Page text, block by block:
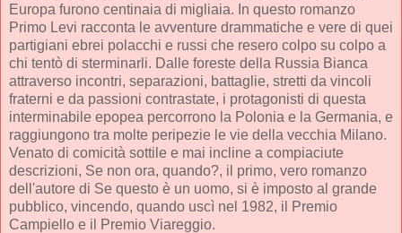
Europa furono centinaia di migliaia. In questo romanzo
Primo Levi racconta le avventure drammatiche e vere di quei
partigiani ebrei polacchi e russi che resero colpo su colpo a
chi tentò di sterminarli. Dalle foreste della Russia Bianca
attraverso incontri, separazioni, battaglie, stretti da vincoli
fraterni e da passioni contrastate, i protagonisti di questa
interminabile epopea percorrono la Polonia e la Germania, e
raggiungono tra molte peripezie le vie della vecchia Milano.
Venato di comicità sottile e mai incline a compiaciute
descrizioni, Se non ora, quando?, il primo, vero romanzo
dell'autore di Se questo è un uomo, si è imposto al grande
pubblico, vincendo, quando uscì nel 1982, il Premio
Campiello e il Premio Viareggio.